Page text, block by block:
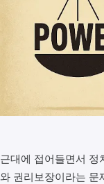
근대에 접어들면서 정
와 권리보장이라는 문